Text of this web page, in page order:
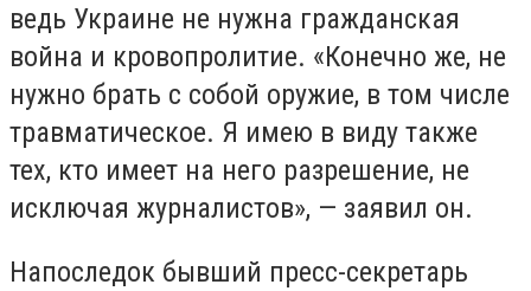
ведь Украине не нужна гражданская
война и кровопролитие. «Конечно же, не
нужно брать с собой оружие, в том числе
травматическое. Я имею в виду также
тех, кто имеет на него разрешение, не
исключая журналистов», — заявил он.
Напоследок бывший пресс-секретарь